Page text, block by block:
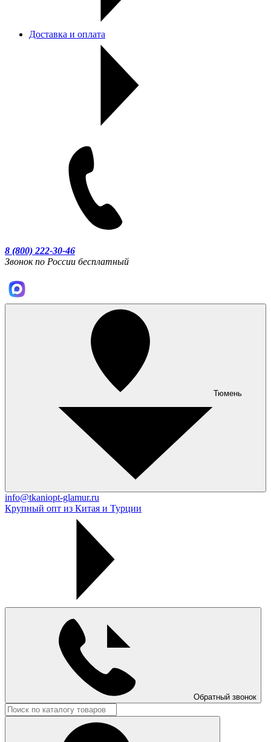
Доставка и оплата
8 (800) 222-30-46
Звонок по России бесплатный
Тюмень
info@tkaniopt-glamur.ru
Крупный опт из Китая и Турции
Обратный звонок